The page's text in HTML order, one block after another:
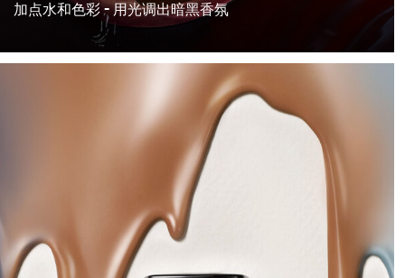
加点水和色彩 - 用光调出暗黑香氛
你好，你好！这个月是时候尝试新的拍摄，充满活力和动
力。所以我们决定尝试用水和颜色。